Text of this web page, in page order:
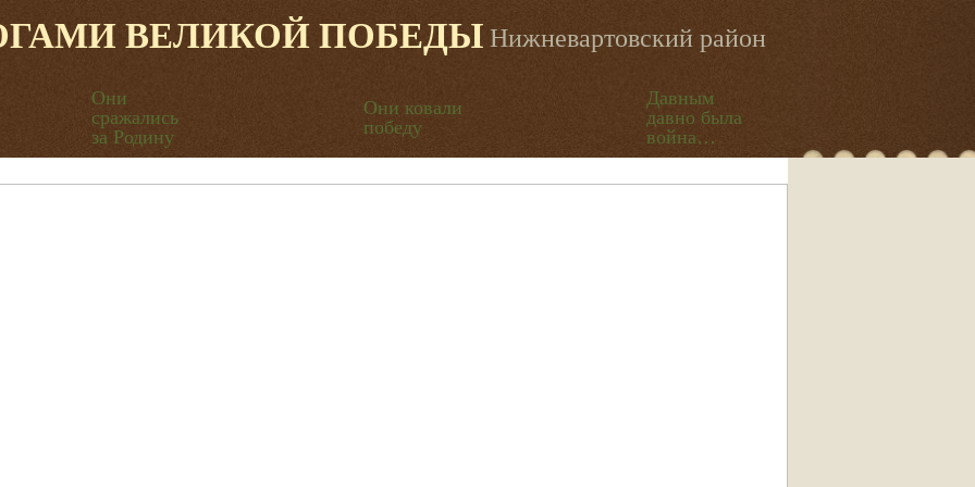
ВЕЛИКОЙ ПОБЕДЫ Нижневартовский район
Они
сражались
за Родину
Они ковали
победу
Давным
давно была
война…